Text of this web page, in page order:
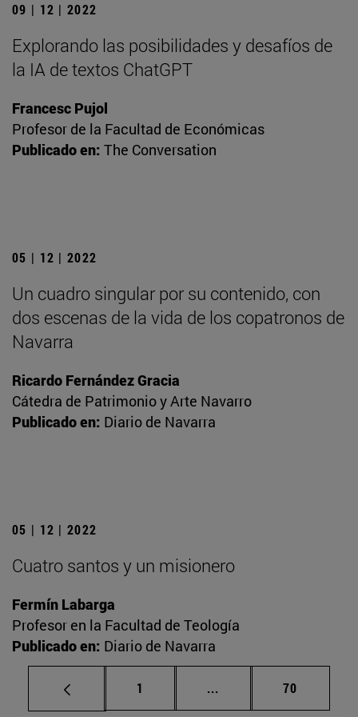
09 | 12 | 2022
Explorando las posibilidades y desafíos de
la IA de textos ChatGPT
Francesc Pujol
Profesor de la Facultad de Económicas
Publicado en: The Conversation
05 | 12 | 2022
Un cuadro singular por su contenido, con
dos escenas de la vida de los copatronos de
Navarra
Ricardo Fernández Gracia
Cátedra de Patrimonio y Arte Navarro
Publicado en: Diario de Navarra
05 | 12 | 2022
Cuatro santos y un misionero
Fermín Labarga
Profesor en la Facultad de Teología
Publicado en: Diario de Navarra
Página
1 ... Páginas intermedias
Página
70